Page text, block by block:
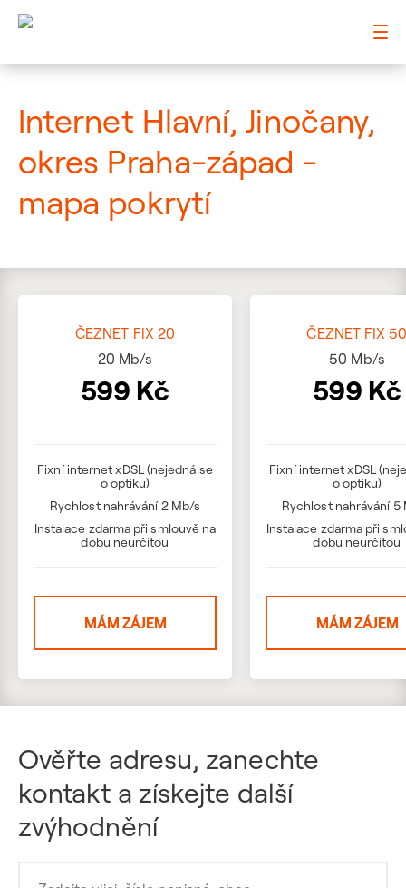
Internet Hlavní, Jinočany,
okres Praha-západ -
mapa pokrytí
ČEZNET FIX 20
20 Mb/s
599 Kč
Fixní internet xDSL (nejedná se
o optiku)
Rychlost nahrávání 2 Mb/s
Instalace zdarma při smlouvě na
dobu neurčitou
MÁM ZÁJEM
ČEZNET FIX
50 Mb/s
599 Kč
Fixní internet xDSL
o optiku)
Rychlost nahrávání 5
Instalace zdarma při
dobu neurčitou
MÁM ZÁJEM
Ověřte adresu, zanechte
kontakt a získejte další
zvýhodnění
: Mapa pokrytí ulice